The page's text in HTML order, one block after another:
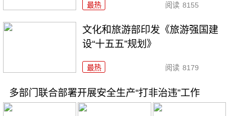
最热 阅读 8155
文化和旅游部印发《旅游强国建
设“十五五”规划》
最热 阅读 8179
多部门联合部署开展安全生产“打非治违”工作